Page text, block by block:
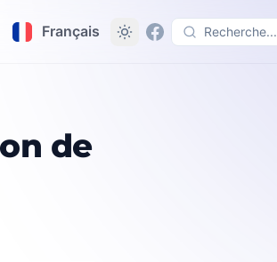
Français Recherche...
de